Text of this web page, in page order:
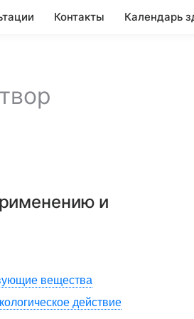
Контакты Календарь
и
вещества
действие